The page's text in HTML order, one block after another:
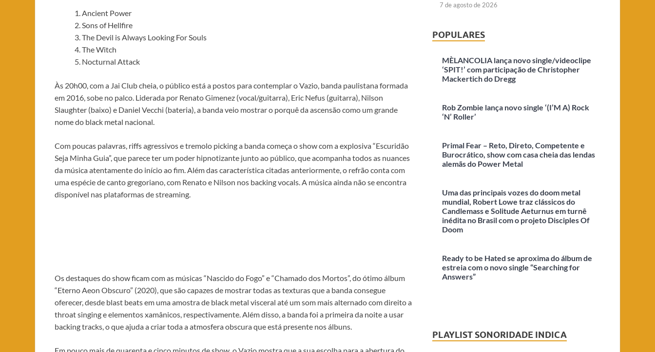
Ancient Power
Sons of Hellfire
The Devil is Always Looking For Souls
The Witch
Nocturnal Attack
Às 20h00, com a Jai Club cheia, o público está a postos para contemplar o Vazio, banda paulistana formada
em 2016, sobe no palco. Liderada por Renato Gimenez (vocal/guitarra), Eric Nefus (guitarra), Nilson
Slaughter (baixo) e Daniel Vecchi (bateria), a banda veio mostrar o porquê da ascensão como um grande
nome do black metal nacional.
Com poucas palavras, riffs agressivos e tremolo picking a banda começa o show com a explosiva “Escuridão
Seja Minha Guia”, que parece ter um poder hipnotizante junto ao público, que acompanha todos as nuances
da música atentamente do início ao fim. Além das característica citadas anteriormente, o refrão conta com
uma espécie de canto gregoriano, com Renato e Nilson nos backing vocals. A música ainda não se encontra
disponível nas plataformas de streaming.
Os destaques do show ficam com as músicas “Nascido do Fogo” e “Chamado dos Mortos”, do ótimo álbum
“Eterno Aeon Obscuro” (2020), que são capazes de mostrar todas as texturas que a banda consegue
oferecer, desde blast beats em uma amostra de black metal visceral até um som mais alternado com direito a
throat singing e elementos xamânicos, respectivamente. Além disso, a banda foi a primeira da noite a usar
backing tracks, o que ajuda a criar toda a atmosfera obscura que está presente nos álbuns.
7 de agosto de 2026
POPULARES
MÈLANCOLIA lança novo single/videoclipe
‘SPIT!’ com participação de Christopher
Mackertich do Dregg
Rob Zombie lança novo single ‘(I’M A) Rock
‘N’ Roller’
Primal Fear – Reto, Direto, Competente e
Burocrático, show com casa cheia das lendas
alemãs do Power Metal
Uma das principais vozes do doom metal
mundial, Robert Lowe traz clássicos do
Candlemass e Solitude Aeturnus em turnê
inédita no Brasil com o projeto Disciples Of
Doom
Ready to be Hated se aproxima do álbum de
estreia com o novo single “Searching for
Answers”
PLAYLIST SONORIDADE INDICA